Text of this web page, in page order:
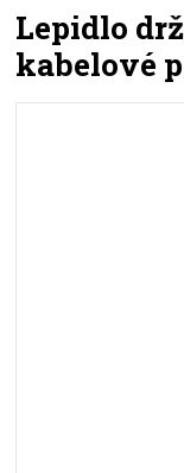
Lepidlo
kabelové